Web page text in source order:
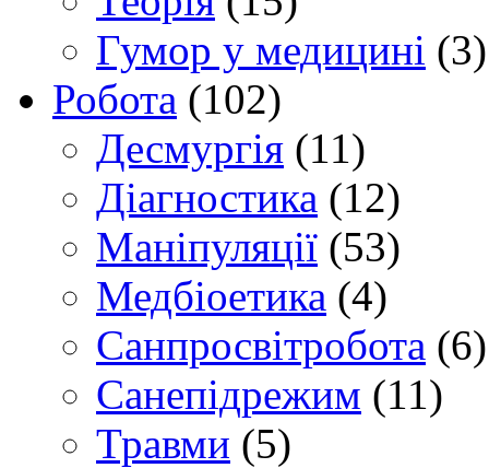
Гумор у медицині (3)
Робота (102)
Десмургія (11)
Діагностика (12)
Маніпуляції (53)
Медбіоетика (4)
Санпросвітробота (6)
Санепідрежим (11)
Травми (5)